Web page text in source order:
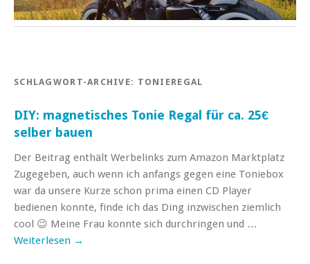
SCHLAGWORT-ARCHIVE: TONIEREGAL
DIY: magnetisches Tonie Regal für ca. 25€
selber bauen
Der Beitrag enthält Werbelinks zum Amazon Marktplatz
Zugegeben, auch wenn ich anfangs gegen eine Toniebox
war da unsere Kurze schon prima einen CD Player
bedienen konnte, finde ich das Ding inzwischen ziemlich
cool 😉 Meine Frau konnte sich durchringen und …
Weiterlesen →